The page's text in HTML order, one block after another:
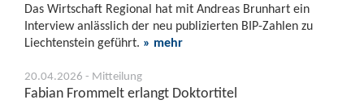
Das Wirtschaft Regional hat mit Andreas Brunhart ein
Interview anlässlich der neu publizierten BIP-Zahlen zu
Liechtenstein geführt. » mehr
20.04.2026 - Mitteilung
Fabian Frommelt erlangt Doktortitel